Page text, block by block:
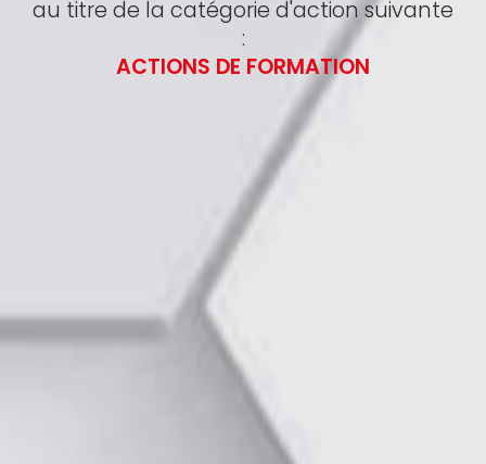
au titre de la catégorie d'action suivante
:
ACTIONS DE FORMATION